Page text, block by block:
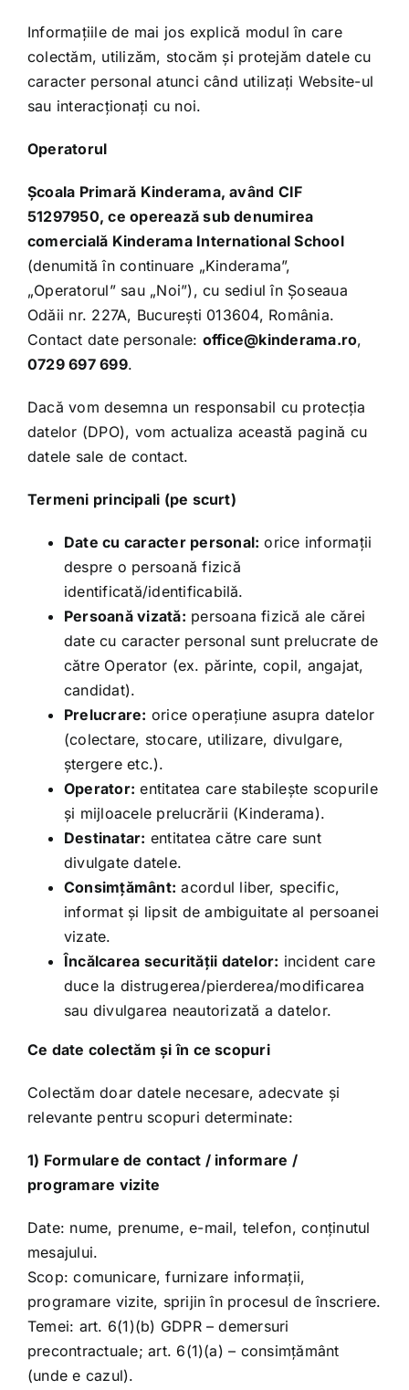
Informațiile de mai jos explică modul în care
colectăm, utilizăm, stocăm și protejăm datele cu
caracter personal atunci când utilizați Website-ul
sau interacționați cu noi.
Operatorul
Școala Primară Kinderama, având CIF
51297950, ce operează sub denumirea
comercială Kinderama International School
(denumită în continuare „Kinderama”,
„Operatorul” sau „Noi”), cu sediul în Șoseaua
Odăii nr. 227A, București 013604, România.
Contact date personale: office@kinderama.ro,
0729 697 699.
Dacă vom desemna un responsabil cu protecția
datelor (DPO), vom actualiza această pagină cu
datele sale de contact.
Termeni principali (pe scurt)
Date cu caracter personal: orice informații
despre o persoană fizică
identificată/identificabilă.
Persoană vizată: persoana fizică ale cărei
date cu caracter personal sunt prelucrate de
către Operator (ex. părinte, copil, angajat,
candidat).
Prelucrare: orice operațiune asupra datelor
(colectare, stocare, utilizare, divulgare,
ștergere etc.).
Operator: entitatea care stabilește scopurile
și mijloacele prelucrării (Kinderama).
Destinatar: entitatea către care sunt
divulgate datele.
Consimțământ: acordul liber, specific,
informat și lipsit de ambiguitate al persoanei
vizate.
Încălcarea securității datelor: incident care
duce la distrugerea/pierderea/modificarea
sau divulgarea neautorizată a datelor.
Ce date colectăm și în ce scopuri
Colectăm doar datele necesare, adecvate și
relevante pentru scopuri determinate:
1) Formulare de contact / informare /
programare vizite
Date: nume, prenume, e-mail, telefon, conținutul
mesajului.
Scop: comunicare, furnizare informații,
programare vizite, sprijin în procesul de înscriere.
Temei: art. 6(1)(b) GDPR – demersuri
precontractuale; art. 6(1)(a) – consimțământ
(unde e cazul).